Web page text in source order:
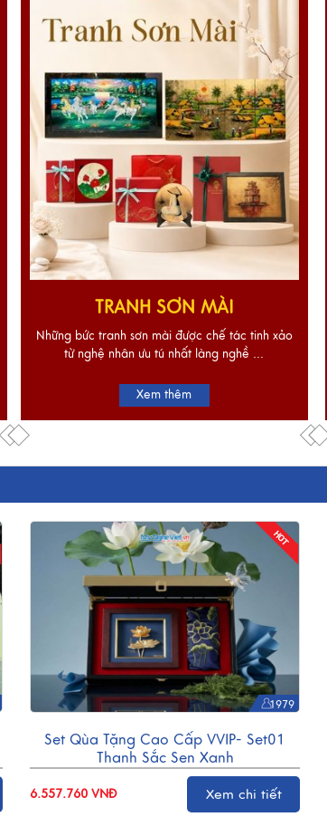
TRANH SƠN MÀI
Những bức tranh sơn mài được chế tác tinh xảo
từ nghệ nhân ưu tú nhất làng nghề ...
Xem thêm
1979
Set Qùa Tặng Cao Cấp VVIP- Set01
Thanh Sắc Sen Xanh
6.557.760 VNĐ Xem chi tiết